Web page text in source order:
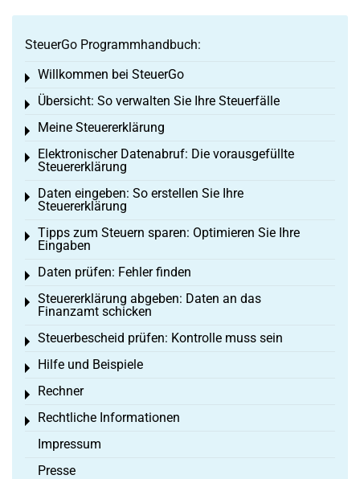
SteuerGo Programmhandbuch:
Willkommen bei SteuerGo
Toggle menu
Übersicht: So verwalten Sie Ihre Steuerfälle
Toggle menu
Meine Steuererklärung
Toggle menu
Elektronischer Datenabruf: Die vorausgefüllte
Steuererklärung
Toggle menu
Daten eingeben: So erstellen Sie Ihre
Steuererklärung
Toggle menu
Tipps zum Steuern sparen: Optimieren Sie Ihre
Eingaben
Toggle menu
Daten prüfen: Fehler finden
Toggle menu
Steuererklärung abgeben: Daten an das
Finanzamt schicken
Toggle menu
Steuerbescheid prüfen: Kontrolle muss sein
Toggle menu
Hilfe und Beispiele
Toggle menu
Rechner
Toggle menu
Rechtliche Informationen
Toggle menu
Impressum
Presse